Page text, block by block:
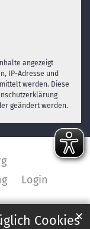
Cookies
✕
angezeigt
IP-Adresse und
werden. Diese
geändert werden.
Login